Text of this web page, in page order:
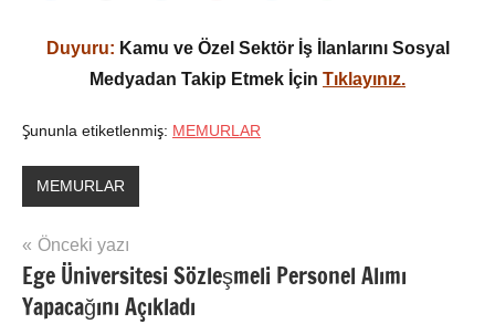
Duyuru: Kamu ve Özel Sektör İş İlanlarını Sosyal
Medyadan Takip Etmek İçin Tıklayınız.
Şununla etiketlenmiş: MEMURLAR
MEMURLAR
Yazı
gezinmesi
Önceki yazı
Ege Üniversitesi Sözleşmeli Personel Alımı
Yapacağını Açıkladı